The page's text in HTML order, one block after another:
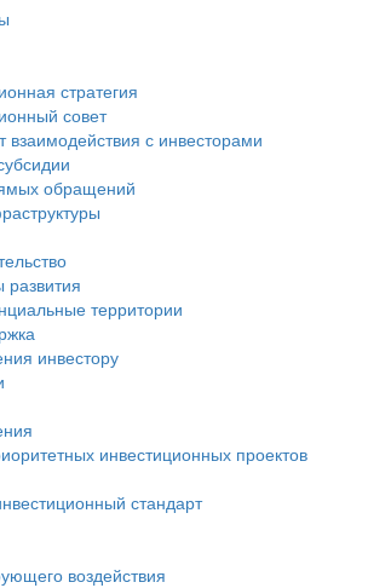
стратегия
совет
взаимодействия с инвесторами
обращений
развития
территории
инвестору
инвестиционных проектов
стандарт
воздействия